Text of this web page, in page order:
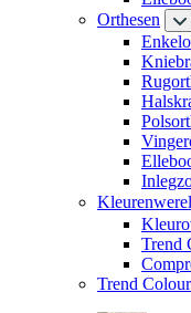
Orthesen
Trend
Trend